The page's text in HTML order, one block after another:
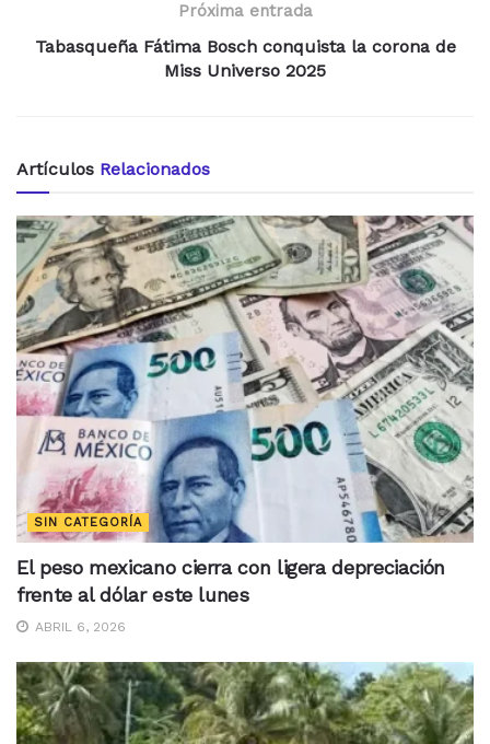
Próxima entrada
Tabasqueña Fátima Bosch conquista la corona de
Miss Universo 2025
Artículos Relacionados
SIN CATEGORÍA
El peso mexicano cierra con ligera depreciación
frente al dólar este lunes
ABRIL 6, 2026